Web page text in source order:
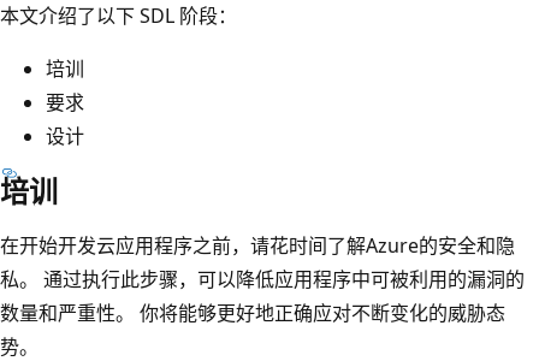
本文介绍了以下 SDL 阶段：
培训
要求
设计
培训
在开始开发云应用程序之前，请花时间了解Azure的安全和隐
私。 通过执行此步骤，可以降低应用程序中可被利用的漏洞的
数量和严重性。 你将能够更好地正确应对不断变化的威胁态
势。